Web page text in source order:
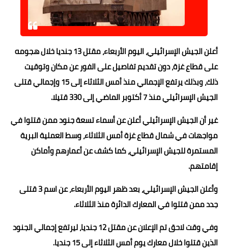
حوادث وقضايا
خدمات
الصحه والجمال
فن المطبخ
مقالات
أعلن الجيش الإسرائيلي، اليوم الأربعاء، مقتل 13 جنديا خلال هجومه
على قطاع غزة، دون تقديم تفاصيل على الفور عن مكان وتوقيت
ذلك، وبذلك يرتفع الإجمالي منذ أمس الثلاثاء إلى 15 وإجمالي قتلى
الجيش الإسرائيلي منذ 7 أكتوبر الماضي إلى 330 قتيلا.
غير أن الجيش الإسرائيلي أعلن عن أسماء تسعة جنود ممن قتلوا في
مواجهات في شمال قطاع غزة أمس الثلاثاء، وسط العملية البرية
المستمرة للجيش الإسرائيلي، كما كشف عن أعمارهم وأماكن
إقامتهم.
وأعلن الجيش الإسرائيلي، بعد ظهر اليوم الأربعاء، عن اسم 3 قتلى
جدد ممن قتلوا في المعارك الدائرة منذ الثلاثاء.
وفي وقت لاحق تم الإعلان عن مقتل 12 جنديا، ليرتفع إجمالي الجنود
الذين قتلوا خلال معارك يوم أمس الثلاثاء إلى 15 جنديا.